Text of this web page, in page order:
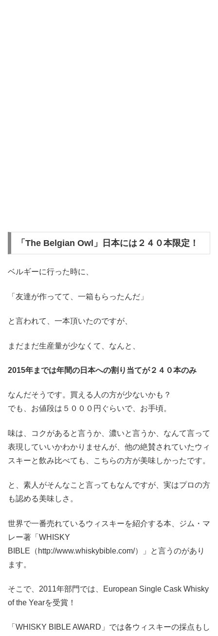
「The Belgian Owl」日本には２４０本限定！
ベルギーに行った時に、
「友達が作ってて、一箱もらったんだ」
と言われて、一本頂いたのですが、
まだまだ生産量が少なくて、なんと、
2015年までは年間の日本への割り当てが２４０本のみ
なんだそうです。買える人の方が少ないかも？
でも、お値段は５０００円ぐらいで、お手頃。
味は、コクがあると言うか、濃いと言うか、なんて言って
表現していいかわかりませんが、他の絶賛されていたウィ
スキーと飲み比べても、こちらの方が美味しかったです。
と、素人がそんなこと言ってもなんですが、実はプロの方
も認める美味しさ。
世界で一番売れているウィスキーを紹介する本、ジム・マ
レー著「WHISKY
BIBLE（http://www.whiskybible.com/）」と言うのがあり
ます。
そこで、2011年部門では、European Single Cask Whisky
of the Yearを受賞！
「WHISKY BIBLE AWARD」では各ウィスキーの採点もし